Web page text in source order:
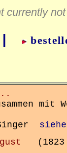
currently
|
mit
(1823